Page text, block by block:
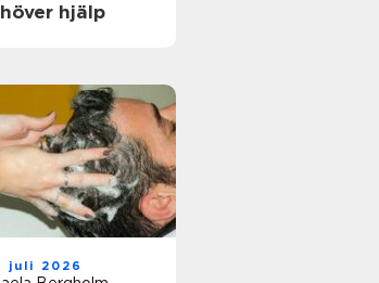
hjälp
juli 2026